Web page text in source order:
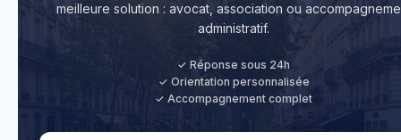
meilleure solution : avocat, association ou
administratif.
✓ Réponse sous 24h
✓ Orientation personnalisée
✓ Accompagnement complet